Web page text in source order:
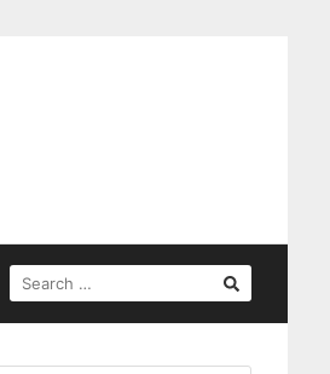
SEARCH
FOR: